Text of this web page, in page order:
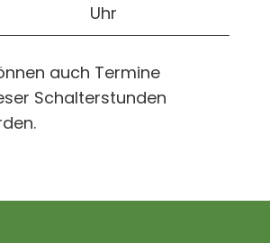
Uhr
auch Termine
Schalterstunden